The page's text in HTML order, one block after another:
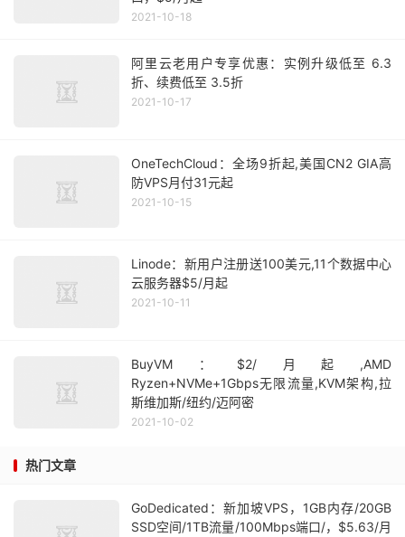
2021-10-18
阿里云老用户专享优惠：实例升级低至 6.3
折、续费低至 3.5折
2021-10-17
OneTechCloud：全场9折起,美国CN2 GIA高
防VPS月付31元起
2021-10-15
Linode：新用户注册送100美元,11个数据中心
云服务器$5/月起
2021-10-11
BuyVM：$2/月起,AMD
Ryzen+NVMe+1Gbps无限流量,KVM架构,拉
斯维加斯/纽约/迈阿密
2021-10-02
热门文章
GoDedicated：新加坡VPS，1GB内存/20GB
SSD空间/1TB流量/100Mbps端口/，$5.63/月